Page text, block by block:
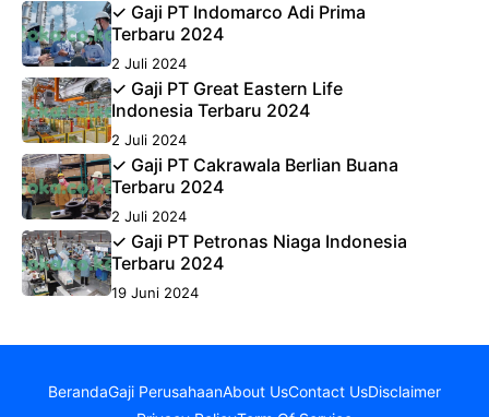
✓ Gaji PT Indomarco Adi Prima
Terbaru 2024
2 Juli 2024
✓ Gaji PT Great Eastern Life
Indonesia Terbaru 2024
2 Juli 2024
✓ Gaji PT Cakrawala Berlian Buana
Terbaru 2024
2 Juli 2024
✓ Gaji PT Petronas Niaga Indonesia
Terbaru 2024
19 Juni 2024
BerandaGaji PerusahaanAbout UsContact UsDisclaimer